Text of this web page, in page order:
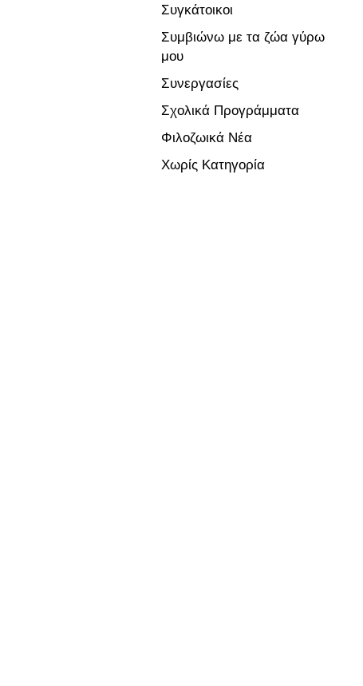
Συγκάτοικοι
Συμβιώνω με τα ζώα γύρω
μου
Συνεργασίες
Σχολικά Προγράμματα
Φιλοζωικά Νέα
Χωρίς Κατηγορία